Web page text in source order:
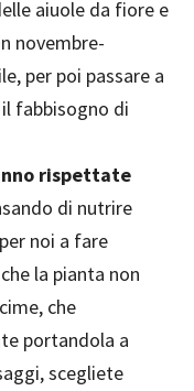
aiuole da fiore e
novembre-
per poi passare a
fabbisogno di
rispettate
di nutrire
noi a fare
la pianta non
che
portandola a
scegliete